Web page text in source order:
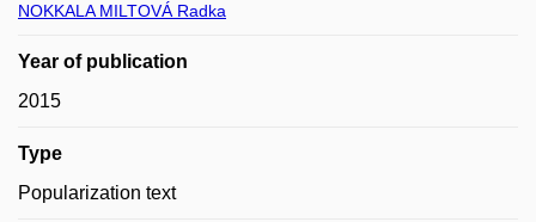
NOKKALA MILTOVÁ Radka
Year of publication
2015
Type
Popularization text